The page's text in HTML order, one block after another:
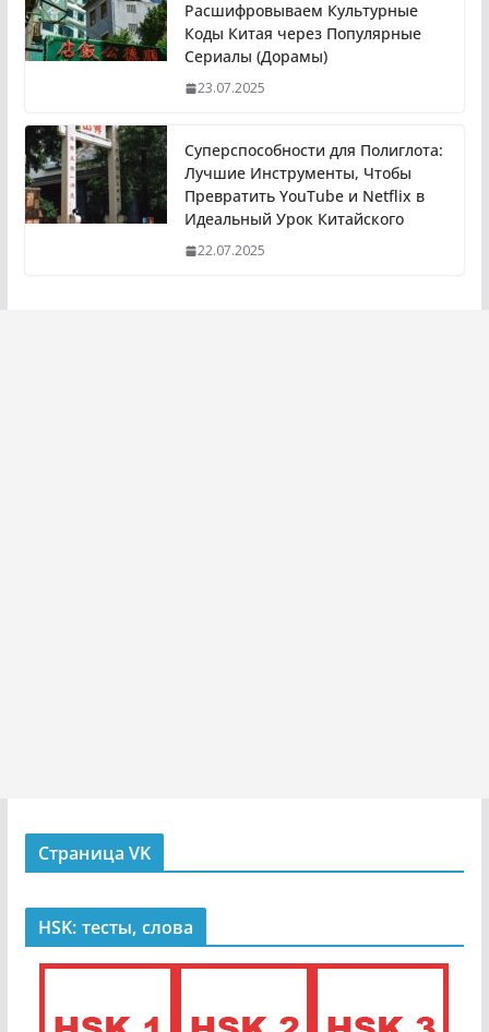
Расшифровываем Культурные
Коды Китая через Популярные
Сериалы (Дорамы)
23.07.2025
Суперспособности для Полиглота:
Лучшие Инструменты, Чтобы
Превратить YouTube и Netflix в
Идеальный Урок Китайского
22.07.2025
Страница VK
HSK: тесты, слова